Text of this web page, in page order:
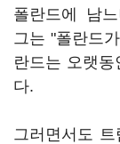
폴란드에 남
그는 "폴란드
란드는 오랫동
다.
그러면서도